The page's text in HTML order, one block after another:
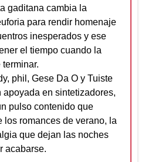
gaditana cambia la
para rendir homenaje
inesperados y ese
el tiempo cuando la
phil, Gese Da O y Tuiste
en sintetizadores,
pulso contenido que
los romances de verano, la
que dejan las noches
acabarse.